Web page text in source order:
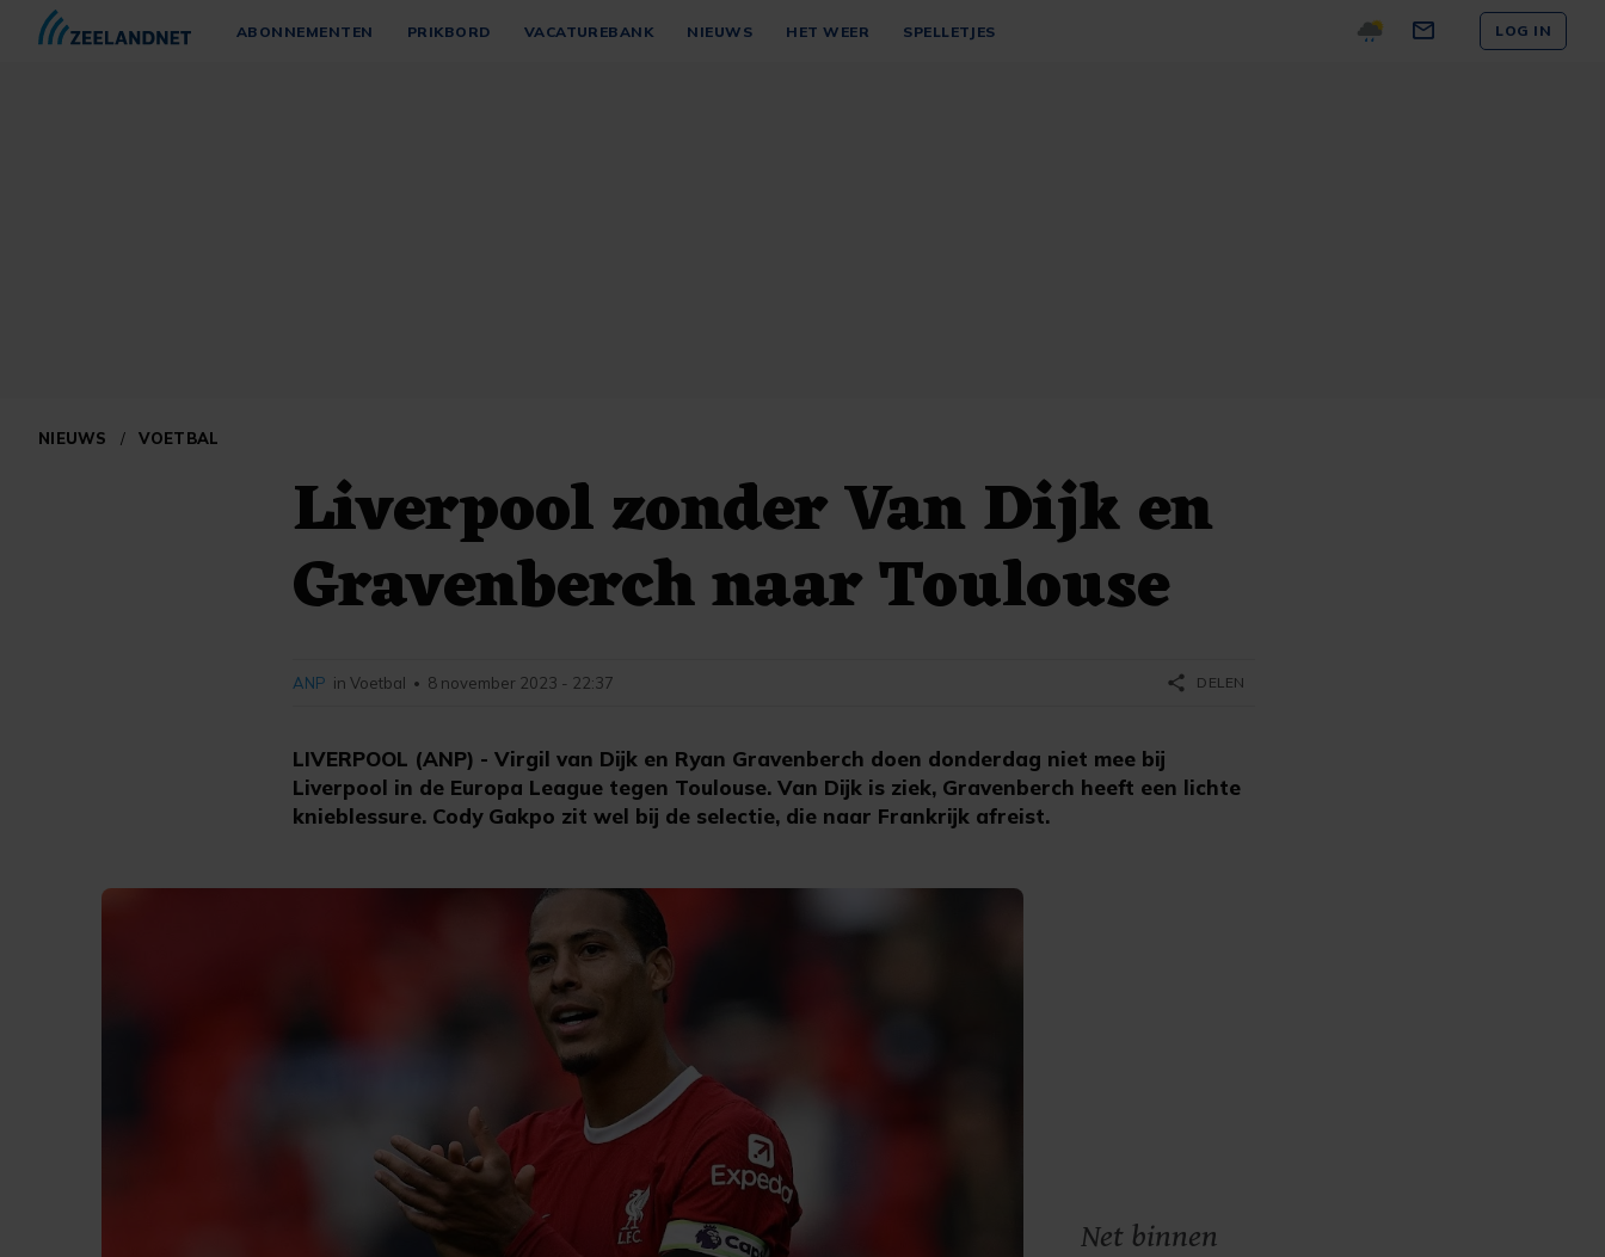
ABONNEMENTEN PRIKBORD VACATUREBANK NIEUWS HET WEER SPELLETJES LOG IN
NIEUWS / VOETBAL
Liverpool zonder Van Dijk en
Gravenberch naar Toulouse
LIVERPOOL (ANP) - Virgil van Dijk en Ryan Gravenberch doen donderdag niet mee bij
Liverpool in de Europa League tegen Toulouse. Van Dijk is ziek, Gravenberch heeft een lichte
knieblessure. Cody Gakpo zit wel bij de selectie, die naar Frankrijk afreist.
ANP in Voetbal • 8 november 2023 - 22:37 share DELEN
Net binnen